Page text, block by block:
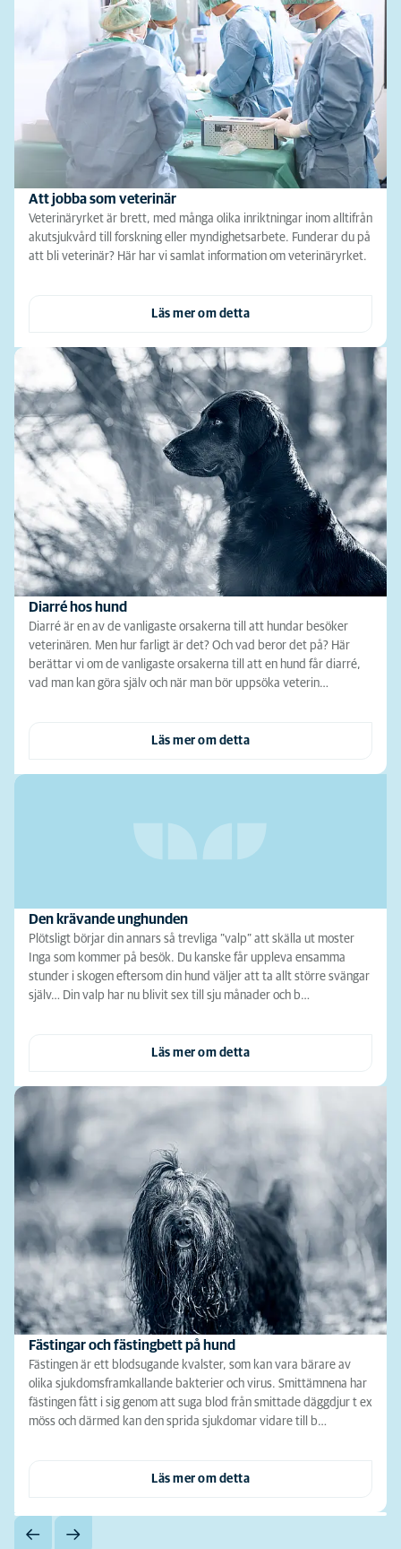
Att jobba som veterinär
Veterinäryrket är brett, med många olika inriktningar inom alltifrån
akutsjukvård till forskning eller myndighetsarbete. Funderar du på
att bli veterinär? Här har vi samlat information om veterinäryrket.
Läs mer om detta
Diarré hos hund
Diarré är en av de vanligaste orsakerna till att hundar besöker
veterinären. Men hur farligt är det? Och vad beror det på? Här
berättar vi om de vanligaste orsakerna till att en hund får diarré,
vad man kan göra själv och när man bör uppsöka veterin…
Läs mer om detta
Den krävande unghunden
Plötsligt börjar din annars så trevliga ”valp” att skälla ut moster
Inga som kommer på besök. Du kanske får uppleva ensamma
stunder i skogen eftersom din hund väljer att ta allt större svängar
själv… Din valp har nu blivit sex till sju månader och b…
Läs mer om detta
Fästingar och fästingbett på hund
Fästingen är ett blodsugande kvalster, som kan vara bärare av
olika sjukdomsframkallande bakterier och virus. Smittämnena har
fästingen fått i sig genom att suga blod från smittade däggdjur t ex
möss och därmed kan den sprida sjukdomar vidare till b…
Läs mer om detta